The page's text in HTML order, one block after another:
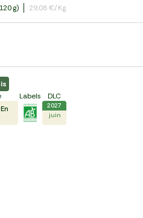
G) 29,08 €/kg
Labels DLC
2027
juin